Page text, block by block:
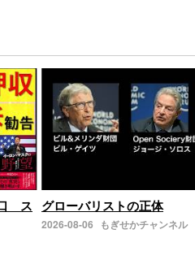
ス グローバリストの正体
2026-08-06 もぎせかチャンネル